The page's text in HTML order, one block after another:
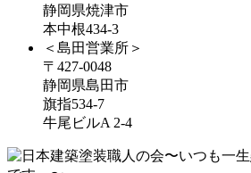
静岡県焼津市
本中根434-3
＜島田営業所＞
〒427-0048
静岡県島田市
旗指534-7
牛尾ビルA 2-4